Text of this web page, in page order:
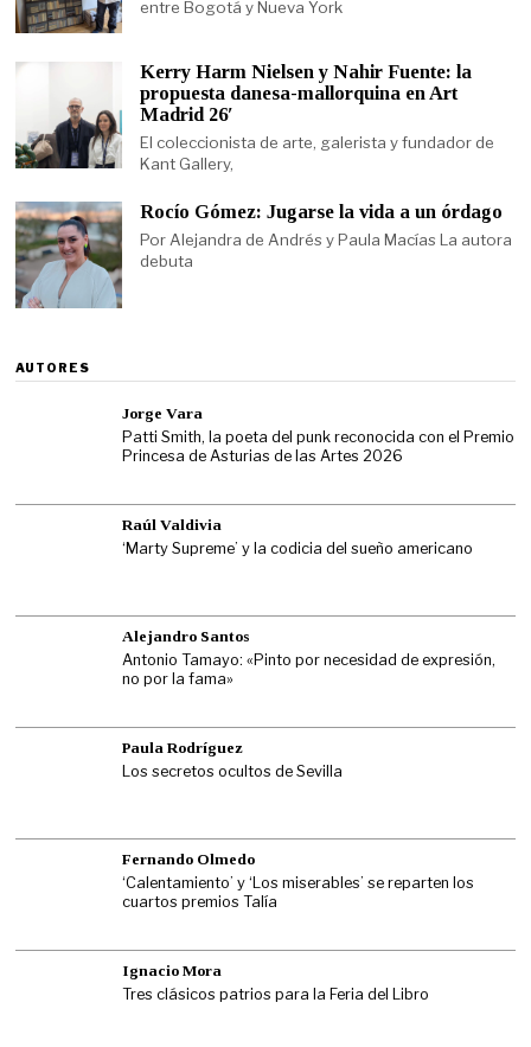
entre Bogotá y Nueva York
Kerry Harm Nielsen y Nahir Fuente: la
propuesta danesa-mallorquina en Art
Madrid 26′
El coleccionista de arte, galerista y fundador de
Kant Gallery,
Rocío Gómez: Jugarse la vida a un órdago
Por Alejandra de Andrés y Paula Macías La autora
debuta
AUTORES
Jorge Vara
Patti Smith, la poeta del punk reconocida con el Premio
Princesa de Asturias de las Artes 2026
Raúl Valdivia
‘Marty Supreme’ y la codicia del sueño americano
Alejandro Santos
Antonio Tamayo: «Pinto por necesidad de expresión,
no por la fama»
Paula Rodríguez
Los secretos ocultos de Sevilla
Fernando Olmedo
‘Calentamiento’ y ‘Los miserables’ se reparten los
cuartos premios Talía
Ignacio Mora
Tres clásicos patrios para la Feria del Libro